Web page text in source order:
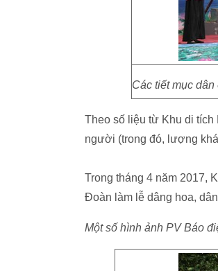
Các tiết mục
Theo số liệu từ Khu di
người (trong đó, lượng
Trong tháng 4 năm 2017,
Đoàn làm lễ dâng hoa,
Một số hình ảnh PV Báo